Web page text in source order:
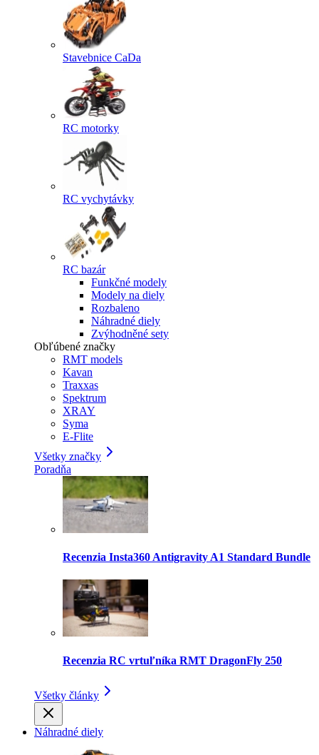
Stavebnice CaDa
RC motorky
RC vychytávky
RC bazár
Funkčné modely
Modely na diely
Rozbaleno
Náhradné diely
Zvýhodněné sety
Obľúbené značky
RMT models
Kavan
Traxxas
Spektrum
XRAY
Syma
E-Flite
Všetky značky
Poradňa
Recenzia Insta360 Antigravity A1 Standard Bundle
Recenzia RC vrtuľníka RMT DragonFly 250
Všetky články
Náhradné diely